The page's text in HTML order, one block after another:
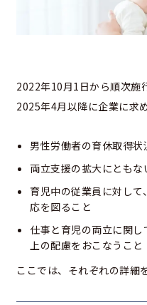
2022年10月1日から順次施
2025年4月以降に企業に求
男性労働者の育休取得
両立支援の拡大にとも
育児中の従業員に対し
応を図ること
仕事と育児の両立に関
上の配慮をおこなうこと
ここでは、それぞれの詳細